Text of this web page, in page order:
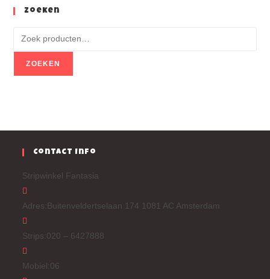
Zoeken
ZOEKEN
Contact Info
Stripwinkel Fantasia
Adres: Buitenveldertselaan 174 1081 AC Amsterdam
Strips: 020 – 6427888
Mobiel: 06